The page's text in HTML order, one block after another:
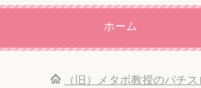
ホーム
（旧）メタボ教授のパチ